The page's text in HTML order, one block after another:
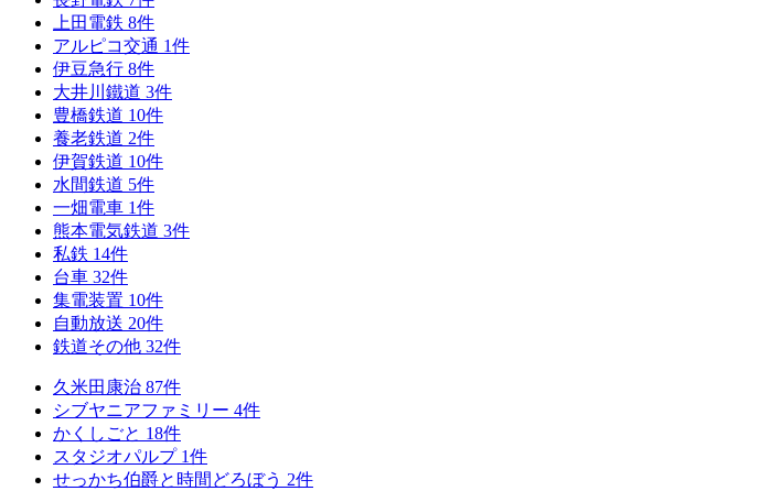
上田電鉄 8件
アルピコ交通 1件
伊豆急行 8件
大井川鐵道 3件
豊橋鉄道 10件
養老鉄道 2件
伊賀鉄道 10件
水間鉄道 5件
一畑電車 1件
熊本電気鉄道 3件
私鉄 14件
台車 32件
集電装置 10件
自動放送 20件
鉄道その他 32件
久米田康治 87件
シブヤニアファミリー 4件
かくしごと 18件
スタジオパルプ 1件
せっかち伯爵と時間どろぼう 2件